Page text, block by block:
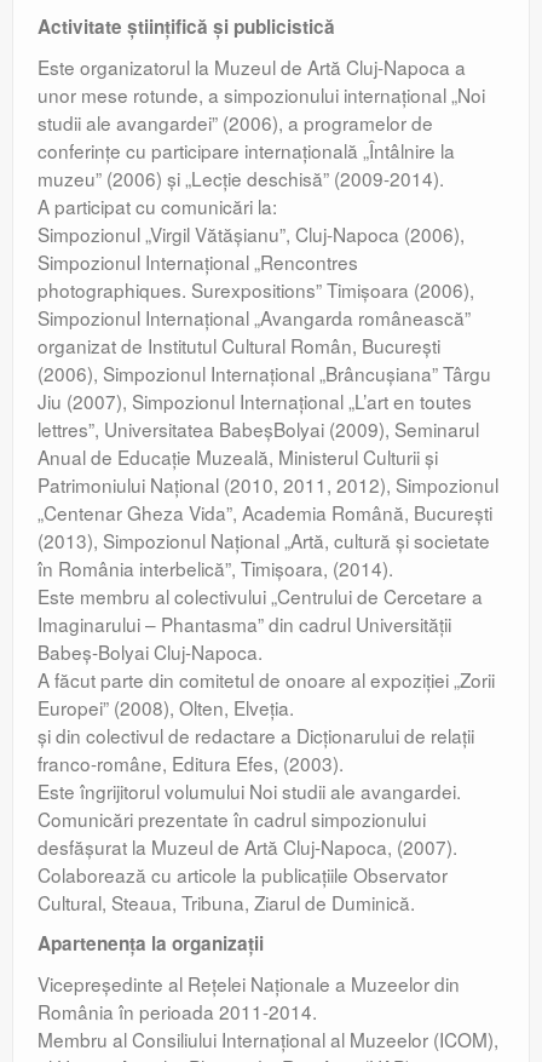
Activitate ştiinţifică şi publicistică
Este organizatorul la Muzeul de Artă Cluj-Napoca a
unor mese rotunde, a simpozionului internaţional „Noi
studii ale avangardei” (2006), a programelor de
conferinţe cu participare internaţională „Întâlnire la
muzeu” (2006) şi „Lecţie deschisă” (2009-2014).
A participat cu comunicări la:
Simpozionul „Virgil Vătăşianu”, Cluj-Napoca (2006),
Simpozionul Internaţional „Rencontres
photographiques. Surexpositions” Timişoara (2006),
Simpozionul Internaţional „Avangarda românească”
organizat de Institutul Cultural Român, Bucureşti
(2006), Simpozionul Internaţional „Brâncuşiana” Târgu
Jiu (2007), Simpozionul Internaţional „L’art en toutes
lettres”, Universitatea BabeşBolyai (2009), Seminarul
Anual de Educaţie Muzeală, Ministerul Culturii şi
Patrimoniului Naţional (2010, 2011, 2012), Simpozionul
„Centenar Gheza Vida”, Academia Română, Bucureşti
(2013), Simpozionul Naţional „Artă, cultură şi societate
în România interbelică”, Timişoara, (2014).
Este membru al colectivului „Centrului de Cercetare a
Imaginarului – Phantasma” din cadrul Universităţii
Babeş-Bolyai Cluj-Napoca.
A făcut parte din comitetul de onoare al expoziţiei „Zorii
Europei” (2008), Olten, Elveţia.
şi din colectivul de redactare a Dicţionarului de relaţii
franco-române, Editura Efes, (2003).
Este îngrijitorul volumului Noi studii ale avangardei.
Comunicări prezentate în cadrul simpozionului
desfăşurat la Muzeul de Artă Cluj-Napoca, (2007).
Colaborează cu articole la publicaţiile Observator
Cultural, Steaua, Tribuna, Ziarul de Duminică.
Apartenenţa la organizaţii
Vicepreşedinte al Reţelei Naţionale a Muzeelor din
România în perioada 2011-2014.
Membru al Consiliului Internaţional al Muzeelor (ICOM),